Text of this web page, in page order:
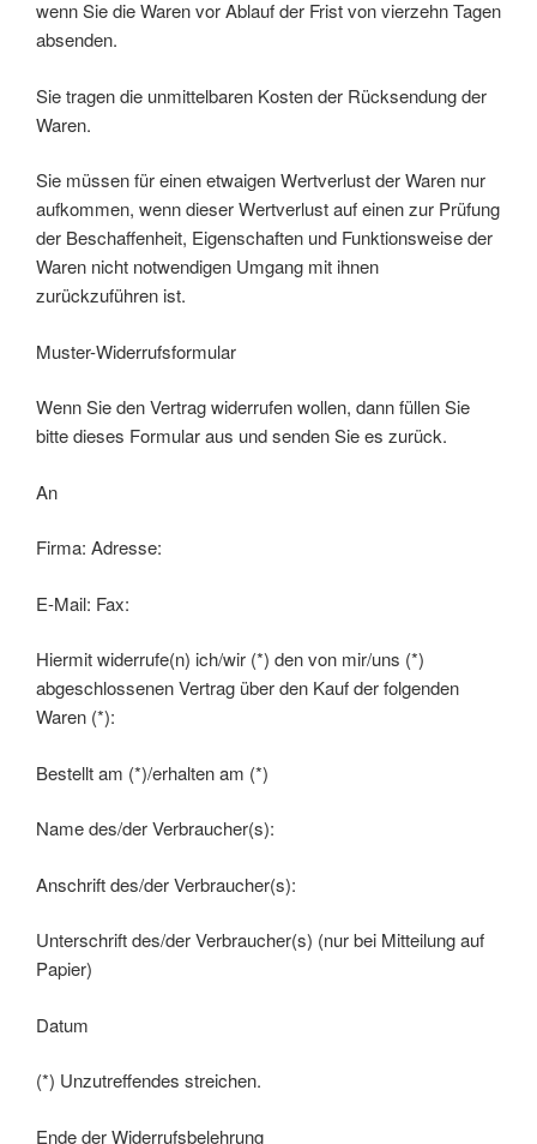
wenn Sie die Waren vor Ablauf der Frist von vierzehn Tagen
absenden.
Sie tragen die unmittelbaren Kosten der Rücksendung der
Waren.
Sie müssen für einen etwaigen Wertverlust der Waren nur
aufkommen, wenn dieser Wertverlust auf einen zur Prüfung
der Beschaffenheit, Eigenschaften und Funktionsweise der
Waren nicht notwendigen Umgang mit ihnen
zurückzuführen ist.
Muster-Widerrufsformular
Wenn Sie den Vertrag widerrufen wollen, dann füllen Sie
bitte dieses Formular aus und senden Sie es zurück.
An
Firma: Adresse:
E-Mail: Fax:
Hiermit widerrufe(n) ich/wir (*) den von mir/uns (*)
abgeschlossenen Vertrag über den Kauf der folgenden
Waren (*):
Bestellt am (*)/erhalten am (*)
Name des/der Verbraucher(s):
Anschrift des/der Verbraucher(s):
Unterschrift des/der Verbraucher(s) (nur bei Mitteilung auf
Papier)
Datum
(*) Unzutreffendes streichen.
Ende der Widerrufsbelehrung